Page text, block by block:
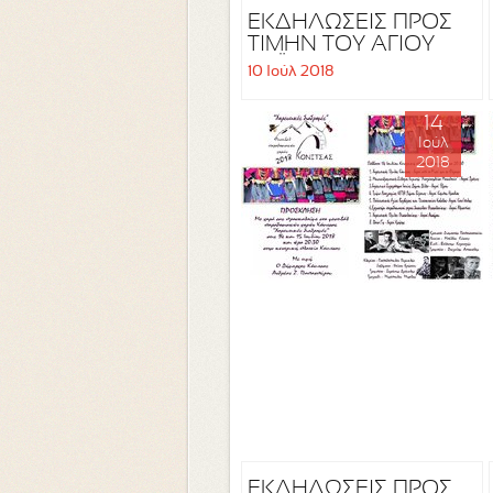
ΕΚΔΗΛΩΣΕΙΣ ΠΡΟΣ
ΤΙΜΗΝ ΤΟΥ ΑΓΙΟΥ
ΠΑΪΣΙΟΥ
10 Ιούλ 2018
14
Ιούλ
2018